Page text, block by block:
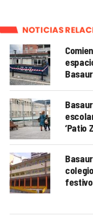
NOTICIAS
‘Patio